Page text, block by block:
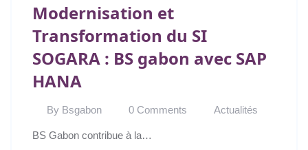
Modernisation et
Transformation du SI
SOGARA : BS gabon avec SAP
HANA
By Bsgabon 0 Comments Actualités
BS Gabon contribue à la…